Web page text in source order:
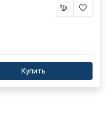
Купить